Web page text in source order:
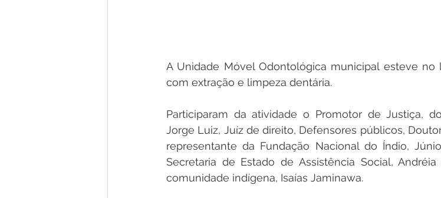
A Unidade Móvel Odontológica municipal esteve
com extração e limpeza dentária.
Participaram da atividade o Promotor de Justiça,
Jorge Luiz, Juíz de direito, Defensores públicos,
representante da Fundação Nacional do Índio,
Secretaria de Estado de Assistência Social,
comunidade indígena, Isaías Jaminawa.